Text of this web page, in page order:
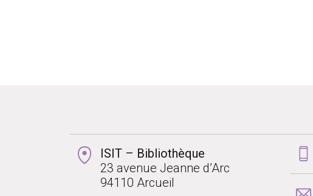
ISIT – Bibliothèque
23 avenue Jeanne d’Arc
94110 Arcueil